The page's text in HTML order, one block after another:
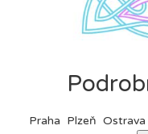
Praha Plzeň Ostrava